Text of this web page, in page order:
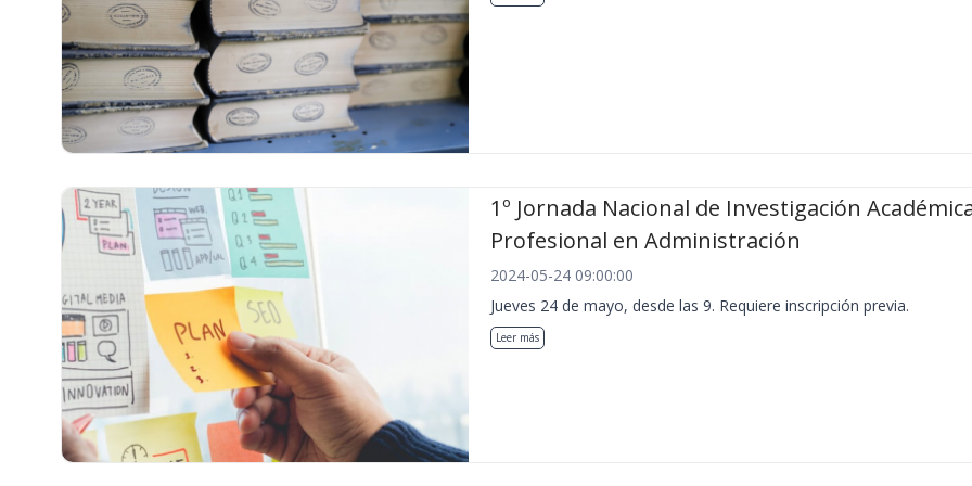
1º Jornada Nacional de Investigación
Profesional en Administración
2024-05-24 09:00:00
Jueves 24 de mayo, desde las 9. Requiere inscripción previa.
Leer más